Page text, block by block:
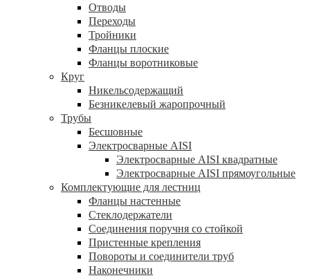
Отводы
Переходы
Тройники
Фланцы плоские
Фланцы воротниковые
Круг
Никельсодержащий
Безникелевый жаропрочный
Трубы
Бесшовные
Электросварные AISI
Электросварные AISI квадратные
Электросварные AISI прямоугольные
Комплектующие для лестниц
Фланцы настенные
Стеклодержатели
Соединения поручня со стойкой
Пристенные крепления
Повороты и соединители труб
Наконечники